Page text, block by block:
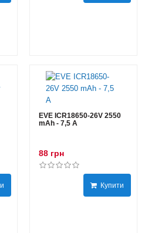
EVE ICR18650-26V 2550
mAh - 7,5 А
88 грн
Купити